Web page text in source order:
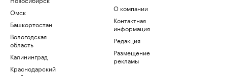
Омск
Башкортостан
Вологодская
область
Калининград
Краснодарский
О компании
Контактная
информация
Редакция
Размещение
рекламы